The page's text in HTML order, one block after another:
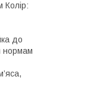
Колір:
до
нормам